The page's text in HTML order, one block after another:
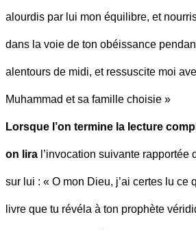
alourdis par lui mon équilibre, et
dans la voie de ton obéissance
alentours de midi, et ressuscite moi
Muhammad et sa famille choisie »
Lorsque l’on termine la lecture
on lira l’invocation suivante rapportée
sur lui : « O mon Dieu, j’ai certes lu ce
livre que tu révéla à ton prophète